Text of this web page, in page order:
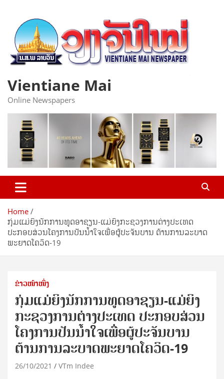
content
Vientiane Mai
Online Newspapers
Home
ກຸ່ມແມ່ຍິງນັກການທູດອາຊຽນ-ແມ່ຍິງກະຊວງການຕ່າງປະເທດ
ປະກອບສ່ວນໂຄງການປັນນໍ້າໃຈເພື່ອຜູ້ປະຈັນບານ ຕ້ານການລະບາດ
ພະຍາດໂຄວິດ-19
ຂ່າວໜ້າໜຶ່ງ
ກຸ່ມແມ່ຍິງນັກການທູດອາຊຽນ-ແມ່ຍິງ
ກະຊວງການຕ່າງປະເທດ ປະກອບສ່ວນ
ໂຄງການປັນນໍ້າໃຈເພື່ອຜູ້ປະຈັນບານ
ຕ້ານການລະບາດພະຍາດໂຄວິດ-19
26/10/2021 VTm Indee